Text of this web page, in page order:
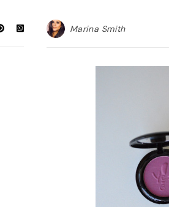
Marina Smith